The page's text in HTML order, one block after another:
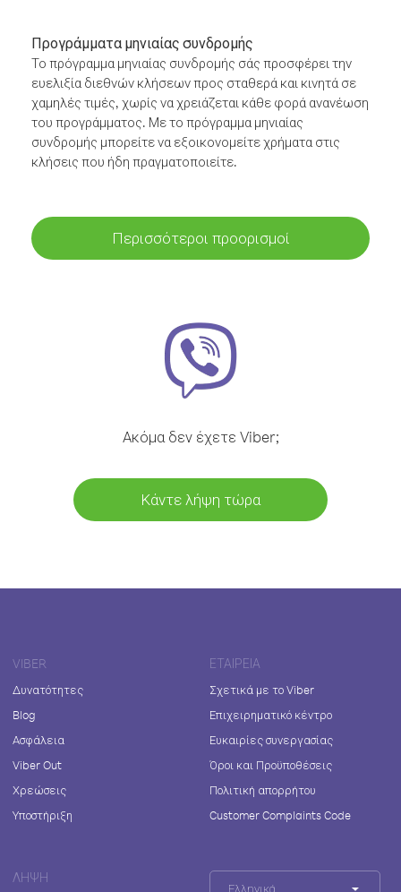
Προγράμματα μηνιαίας συνδρομής
Το πρόγραμμα μηνιαίας συνδρομής σάς προσφέρει την
ευελιξία διεθνών κλήσεων προς σταθερά και κινητά σε
χαμηλές τιμές, χωρίς να χρειάζεται κάθε φορά ανανέωση
του προγράμματος. Με το πρόγραμμα μηνιαίας
συνδρομής μπορείτε να εξοικονομείτε χρήματα στις
κλήσεις που ήδη πραγματοποιείτε.
Περισσότεροι προορισμοί
Ακόμα δεν έχετε Viber;
Κάντε λήψη τώρα
VIBER
Δυνατότητες
Blog
Ασφάλεια
Viber Out
Χρεώσεις
Υποστήριξη
ΕΤΑΙΡΕΊΑ
Σχετικά με το Viber
Επιχειρηματικό κέντρο
Ευκαιρίες συνεργασίας
Όροι και Προϋποθέσεις
Πολιτική απορρήτου
Customer Complaints Code
ΛΉΨΗ
Ελληνικά